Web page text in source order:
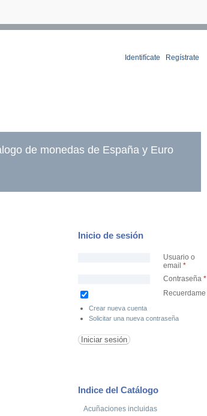
Identifícate Regístrate
de monedas de España y Euro
Inicio de sesión
Usuario o
email *
Contraseña *
Recuerdame
Crear nueva cuenta
Solicitar una nueva contraseña
Indice del Catálogo
Acuñaciones incluidas